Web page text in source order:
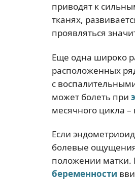
приводят к
тканях,
проявляться
Еще одна широко
расположенных
с
может болеть при
месячного цикла
Если
болевые
положении матки.
беременности